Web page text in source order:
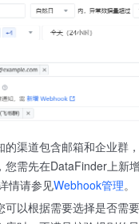
的渠道包含邮箱和企业群
您需先在DataFinder上新
情请参见Webhook管理。
可以根据需要选择是否需